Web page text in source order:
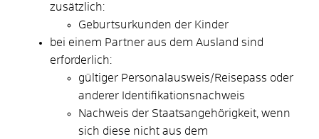
zusätzlich:
​​​​​​​Geburtsurkunden der Kinder
bei einem Partner aus dem Ausland sind
erforderlich:
​​​​​​gültiger Personalausweis/Reisepass oder
anderer Identifikationsnachweis
​​​​​​​Nachweis der Staatsangehörigkeit, wenn
sich diese nicht aus dem